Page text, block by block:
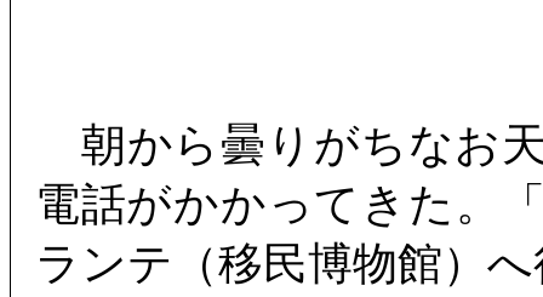
朝から曇りがちなお
電話がかかってきた。
ランテ（移民博物館）